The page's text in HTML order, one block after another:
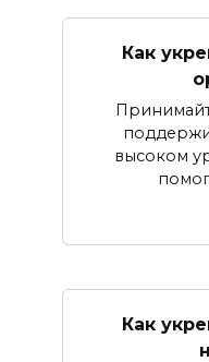
Как
высоком
Как